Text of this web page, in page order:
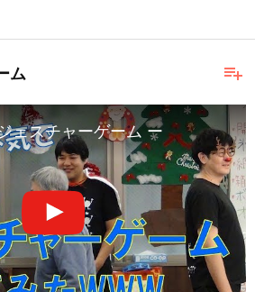
playlist_add
ム
ェスチャーゲーム ー